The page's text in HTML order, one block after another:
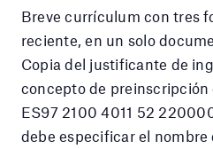
Breve currículum con tres
reciente, en un solo
Copia del justificante de
concepto de preinscripción
ES97 2100 4011 52
debe especificar el